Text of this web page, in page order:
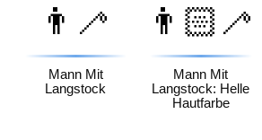
👨‍🦯
Mann Mit
Langstock
👨🏻‍🦯
Mann Mit
Langstock: Helle
Hautfarbe